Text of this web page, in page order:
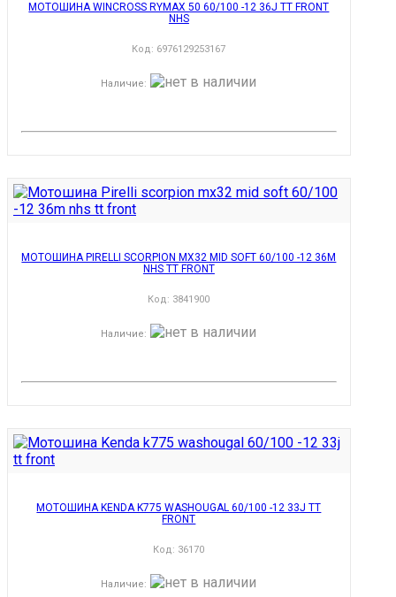
МОТОШИНА WINCROSS RYMAX 50 60/100 -12 36J TT FRONT
NHS
Код: 6976129253167
Наличие:
МОТОШИНА PIRELLI SCORPION MX32 MID SOFT 60/100 -12 36M
NHS TT FRONT
Код: 3841900
Наличие:
МОТОШИНА KENDA K775 WASHOUGAL 60/100 -12 33J TT
FRONT
Код: 36170
Наличие: